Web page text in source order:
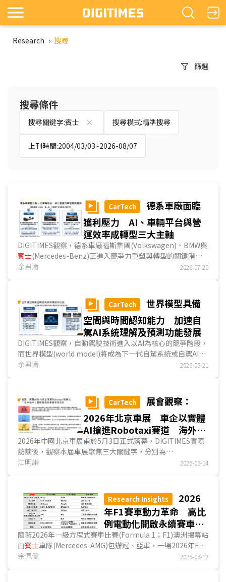
Research › 搜尋
篩選
搜尋條件
搜尋關鍵字:賓士 搜尋模式:精準搜尋
上刊時間:2004/03/03~2026-08/07
CarTech
德系車廠面臨
獲利壓力 AI、車輛平台與營
運效率成轉型三大主軸
DIGITIMES觀察，德系車廠福斯集團(Volkswagen)、BMW與
賓士(Mercedes-Benz)正進入競爭力重塑與轉型的關鍵階
段。隨著全球汽車市場成長趨緩、中國車廠快速崛起、電動車
牌、車輛性能及銷售規模維持優勢。因此，德系車廠近年的發
展方向逐漸聚焦三大主軸，包括以AI提升產品智慧化能力、推
出新一代車輛架構承載電動化與SDV功能，並透過優化成本結
構與營運效率，維持長期投資及獲利能力。...
余君濤 2026-07-20
CarTech
世界模型具備
空間與時間認知能力 加速自
駕AI系統理解及預測功能發展
DIGITIMES觀察，自動駕駛技術進入以AI為核心的競爭階段，
而世界模型(world model)將成為下一代自駕系統或自駕AI系
統發展的重要關鍵。相較過去自駕系統僅具備感測與反應能
風險。隨車廠與科技業者積極推進自駕技術，世界模型也逐漸
成為下一代高階自駕發展的核心技術。...
余君濤 2026-05-21
CarTech
展會觀察：
2026年北京車展 車企以實體
AI搶進Robotaxi賽道 海外車
廠深化「在中為中」布局
2026年中國北京車展甫於5月3日正式落幕，DIGITIMES實際
訪談後，觀察本屆車展聚焦三大關鍵字，分別為
「Robotaxi」、「實體AI」以及「在中國，為中國」市場戰
江明謙 2026-05-14
Research Insights
2026
年F1賽車動力革命 高比
例電動化開啟永續賽車時
代
隨著2026年一級方程式賽車比賽(Formula 1；F1)澳洲揭幕站
由賓士車隊(Mercedes-AMG)包辦冠、亞軍，一場2026年F1
新規元年的動力革命已上演。在澳洲排位賽中，
車隊桿位
余佩儒 2026-03-12